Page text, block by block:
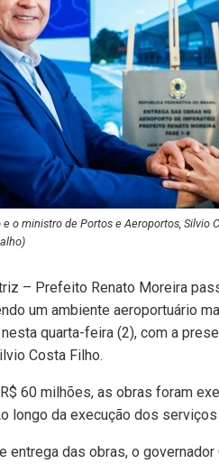
o ministro de Portos e Aeroportos,
– Prefeito Renato Moreira
um ambiente aeroportuário
quarta-feira (2), com a
Costa Filho.
60 milhões, as obras foram
longo da execução dos
entrega das obras, o